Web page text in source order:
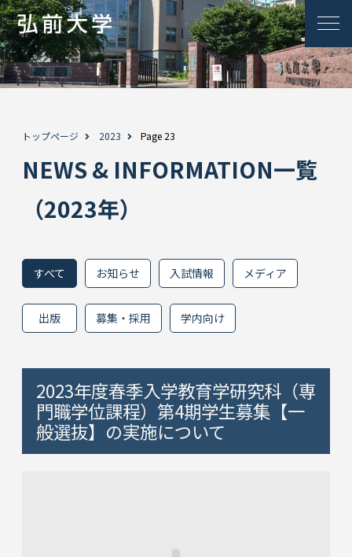
トップページ 2023 Page 23
NEWS & INFORMATION一覧
（2023年）
すべて お知らせ 入試情報 メディア
出版 募集・採用 学内向け
2023年度春季入学教育学研究科（専
門職学位課程）第4期学生募集【一
般選抜】の実施について